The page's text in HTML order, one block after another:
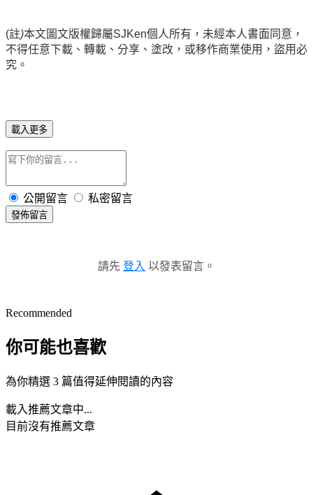
(註)本文圖文版權歸屬SJKen個人所有，未經本人書面同意，
不得任意下載、轉載、分享、塗改，或移作商業使用，盜用必
究。
載入更多
公開留言 私密留言
發佈留言
請先 登入 以發表留言。
Recommended
你可能也喜歡
為你精選 3 篇值得延伸閱讀的內容
載入推薦文章中...
目前沒有推薦文章